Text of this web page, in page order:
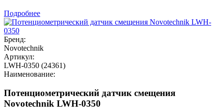
Подробнее
Бренд:
Novotechnik
Артикул:
LWH-0350 (24361)
Наименование:
Потенциометрический датчик смещения
Novotechnik LWH-0350